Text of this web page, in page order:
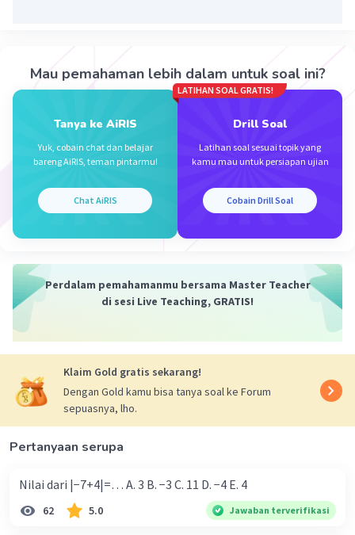
Mau pemahaman lebih dalam untuk soal ini?
Tanya ke AiRIS
Yuk, cobain chat dan belajar
bareng AiRIS, teman pintarmu!
Chat AiRIS
LATIHAN SOAL GRATIS!
Drill Soal
Latihan soal sesuai topik yang
kamu mau untuk persiapan ujian
Cobain Drill Soal
Perdalam pemahamanmu bersama Master Teacher
di sesi Live Teaching, GRATIS!
Klaim Gold gratis sekarang!
Dengan Gold kamu bisa tanya soal ke Forum
sepuasnya, lho.
Pertanyaan serupa
Nilai dari |−7+4|=… A. 3 B. −3 C. 11 D. −4 E. 4
62 5.0 Jawaban terverifikasi